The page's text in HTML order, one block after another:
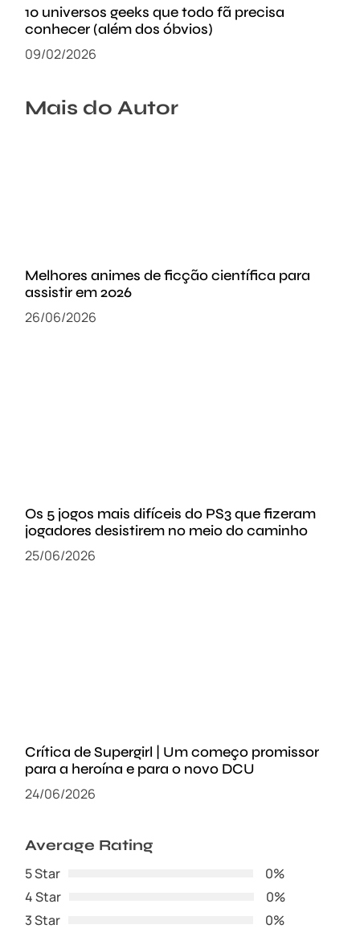
10 universos geeks que todo fã precisa
conhecer (além dos óbvios)
09/02/2026
Mais do Autor
Melhores animes de ficção científica para
assistir em 2026
26/06/2026
Os 5 jogos mais difíceis do PS3 que fizeram
jogadores desistirem no meio do caminho
25/06/2026
Crítica de Supergirl | Um começo promissor
para a heroína e para o novo DCU
24/06/2026
Average Rating
5 Star
0%
4 Star
0%
3 Star
0%